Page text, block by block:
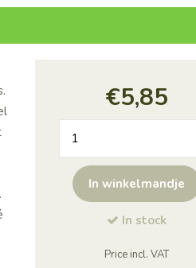
€5,85
OLIVES
VERTESIn winkelmandje
In stock
Price incl. VAT